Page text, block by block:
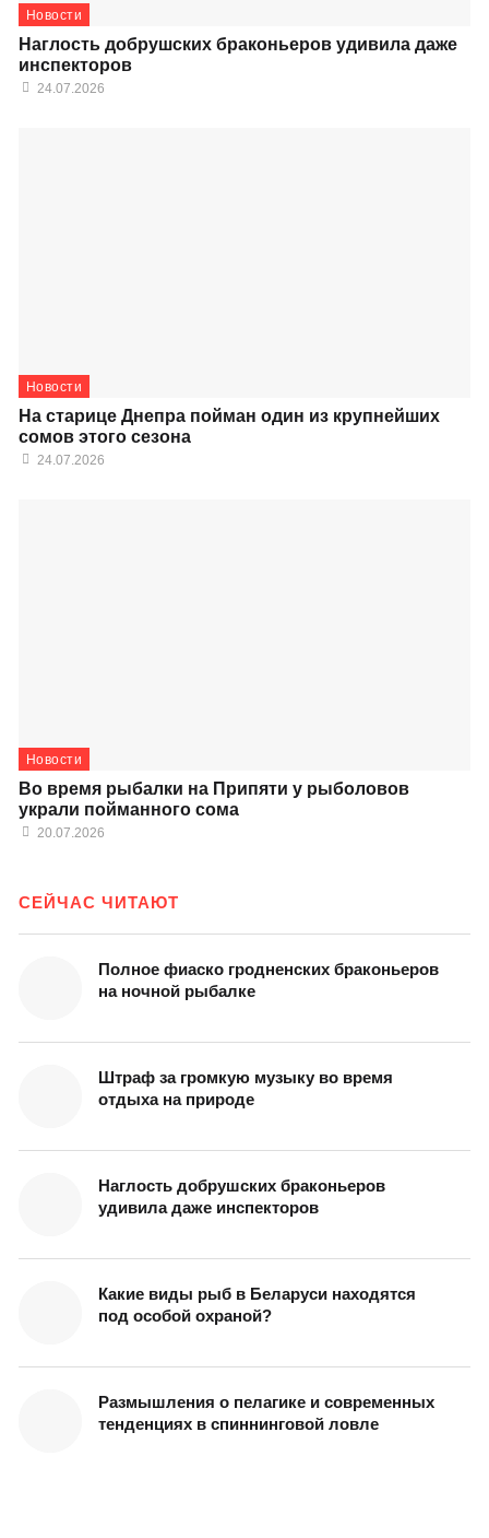
Новости
Наглость добрушских браконьеров удивила даже
инспекторов
24.07.2026
Новости
На старице Днепра пойман один из крупнейших
сомов этого сезона
24.07.2026
Новости
Во время рыбалки на Припяти у рыболовов
украли пойманного сома
20.07.2026
СЕЙЧАС ЧИТАЮТ
Полное фиаско гродненских браконьеров
на ночной рыбалке
Штраф за громкую музыку во время
отдыха на природе
Наглость добрушских браконьеров
удивила даже инспекторов
Какие виды рыб в Беларуси находятся
под особой охраной?
Размышления о пелагике и современных
тенденциях в спиннинговой ловле